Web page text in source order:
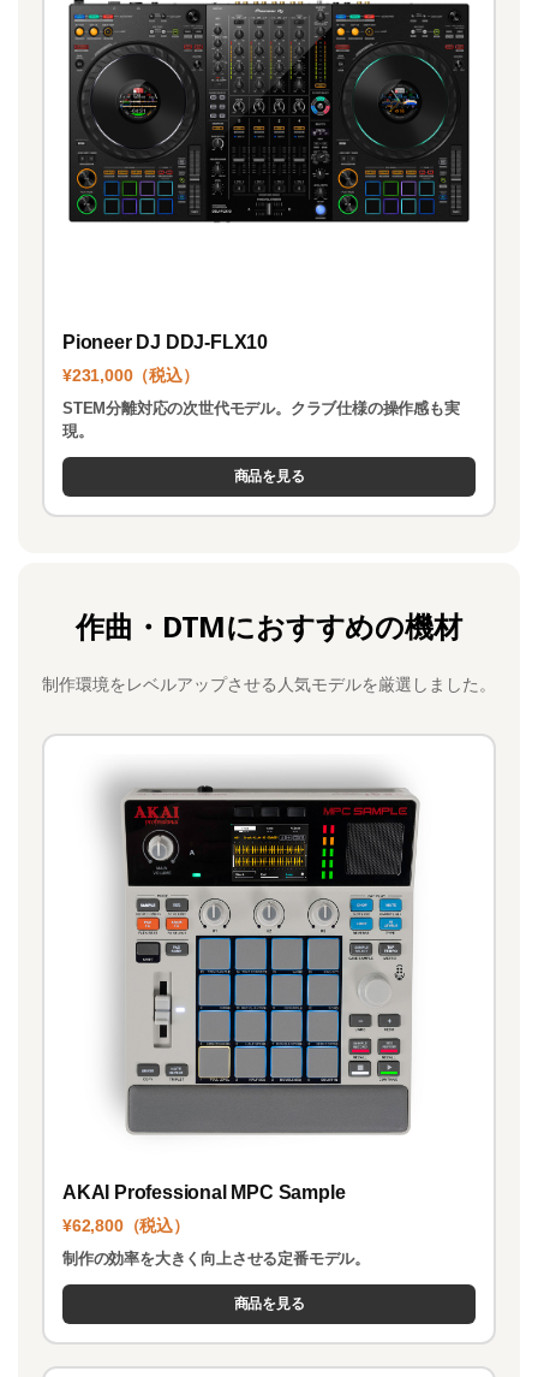
Pioneer DJ DDJ-FLX10
¥231,000（税込）
STEM分離対応の次世代モデル。クラブ仕様の操作感も実
現。
商品を見る
作曲・DTMにおすすめの機材
制作環境をレベルアップさせる人気モデルを厳選しました。
AKAI Professional MPC Sample
¥62,800（税込）
制作の効率を大きく向上させる定番モデル。
商品を見る